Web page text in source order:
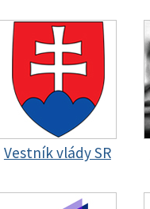
Vestník vlády SR